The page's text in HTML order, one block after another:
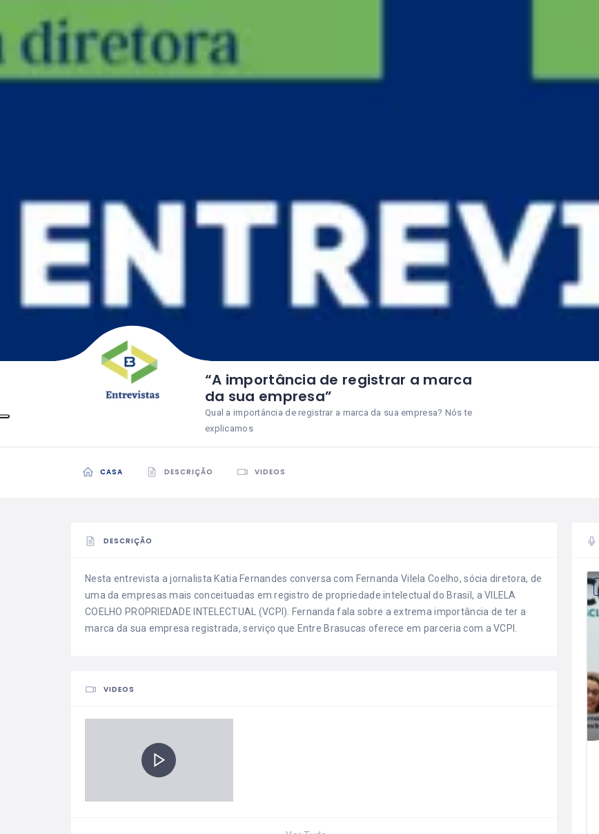
“A importância de registrar a marca
da sua empresa”
Qual a importância de registrar a marca da sua empresa? Nós te
explicamos
CASA DESCRIÇÃO VIDEOS
DESCRIÇÃO
Nesta entrevista a jornalista Katia Fernandes conversa com Fernanda Vilela Coelho, sócia diretora, de
uma da empresas mais conceituadas em registro de propriedade intelectual do Brasil, a VILELA
COELHO PROPRIEDADE INTELECTUAL (VCPI). Fernanda fala sobre a extrema importância de ter a
marca da sua empresa registrada, serviço que Entre Brasucas oferece em parceria com a VCPI.
VIDEOS